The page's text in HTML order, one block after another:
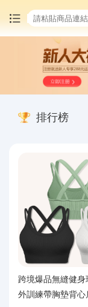
中國商品代購
集運服務
最新公告
物流資訊
代購問答
排行榜
跨境爆品無縫健身
外訓練帶胸墊背心